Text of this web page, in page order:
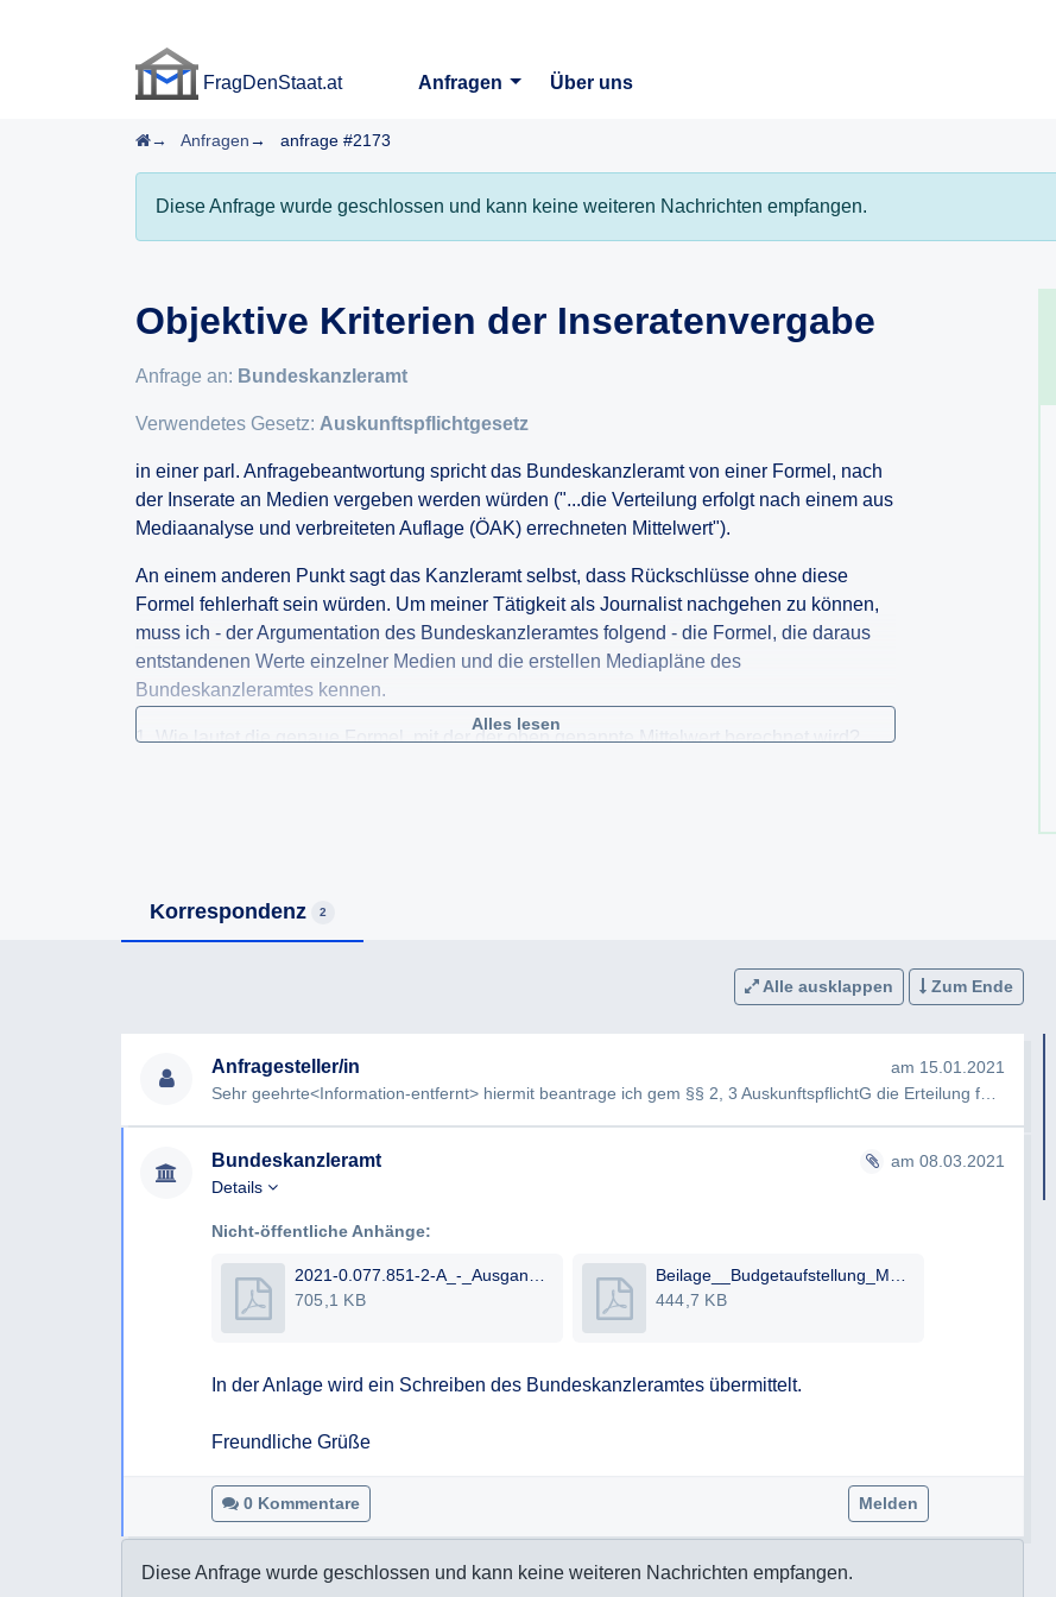
FragDenStaat.at
Anfragen
Über uns
Startseite
Anfragen anfrage #2173
Diese Anfrage wurde geschlossen und kann keine weiteren Nachrichten empfangen.
Objektive Kriterien der Inseratenvergabe
Anfrage an: Bundeskanzleramt
Verwendetes Gesetz: Auskunftspflichtgesetz
in einer parl. Anfragebeantwortung spricht das Bundeskanzleramt von einer Formel, nach
der Inserate an Medien vergeben werden würden ("...die Verteilung erfolgt nach einem aus
Mediaanalyse und verbreiteten Auflage (ÖAK) errechneten Mittelwert").
An einem anderen Punkt sagt das Kanzleramt selbst, dass Rückschlüsse ohne diese
Formel fehlerhaft sein würden. Um meiner Tätigkeit als Journalist nachgehen zu können,
muss ich - der Argumentation des Bundeskanzleramtes folgend - die Formel, die daraus
entstandenen Werte einzelner Medien und die erstellen Mediapläne des
Bundeskanzleramtes kennen.
1. Wie lautet die genaue Formel, mit der der oben genannte Mittelwert berechnet wird?
Ich bitte Sie in Ihrer Beantwortung mitzubedenken, dass ich in meiner Tätigkeit als
Journalist für Politikmagazin.at die Funktion eines "public watchdogs" übernehme und
Entscheidung 39534/07). Zusätzlich verweise ich auf die Entscheidung des VwGHs
bitte ich um eine Schwärzung ebenjener.
Alles lesen
Korrespondenz 2
Alle ausklappen Zum Ende
Anfragesteller/in
am 15.01.2021
Bundeskanzleramt
am 08.03.2021
Details
Nicht-öffentliche Anhänge:
705,1 KB
444,7 KB
In der Anlage wird ein Schreiben des Bundeskanzleramtes übermittelt.
Freundliche Grüße
0 Kommentare Melden
Diese Anfrage wurde geschlossen und kann keine weiteren Nachrichten empfangen.